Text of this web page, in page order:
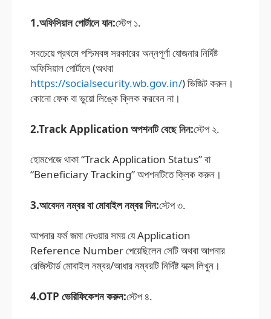
1.অফিসিয়াল পোর্টালে যান:স্টেপ ১.
সবচেয়ে প্রথমে পশ্চিমবঙ্গ সরকারের অন্নপূর্ণা যোজনার নির্দিষ্ট
অফিসিয়াল পোর্টালে (অথবা
https://socialsecurity.wb.gov.in/) ভিজিট করুন।
কোনো ফেক বা ভুয়ো লিঙ্কে ক্লিক করবেন না।
2.Track Application অপশনটি বেছে নিন:স্টেপ ২.
হোমপেজে থাকা “Track Application Status” বা
“Beneficiary Tracking” অপশনটিতে ক্লিক করুন।
3.আবেদন নম্বর বা মোবাইল নম্বর দিন:স্টেপ ৩.
আপনার ফর্ম জমা দেওয়ার সময় যে Application
Reference Number পেয়েছিলেন সেটি অথবা আপনার
রেজিস্টার্ড মোবাইল নম্বর/আধার নম্বরটি নির্দিষ্ট বক্সে লিখুন।
4.OTP ভেরিফিকেশন করুন:স্টেপ ৪.